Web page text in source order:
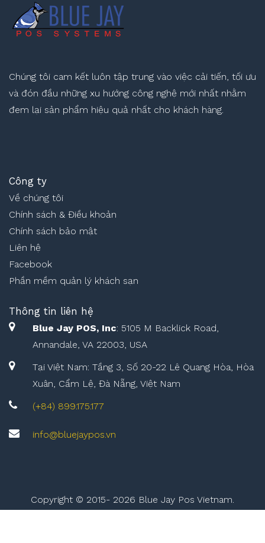
Chúng tôi cam kết luôn tập trung vào việc cải tiến, tối ưu
và đón đầu những xu hướng công nghệ mới nhất nhằm
đem lại sản phẩm hiệu quả nhất cho khách hàng.
Công ty
Về chúng tôi
Chính sách & Điều khoản
Chính sách bảo mật
Liên hệ
Facebook
Phần mềm quản lý khách sạn
Thông tin liên hệ
Blue Jay POS, Inc: 5105 M Backlick Road,
Annandale, VA 22003, USA
Tại Việt Nam: Tầng 3, Số 20-22 Lê Quang Hòa, Hòa
Xuân, Cẩm Lệ, Đà Nẵng, Việt Nam
(+84) 899.175.177
info@bluejaypos.vn
Copyright © 2015- 2026 Blue Jay Pos Vietnam.